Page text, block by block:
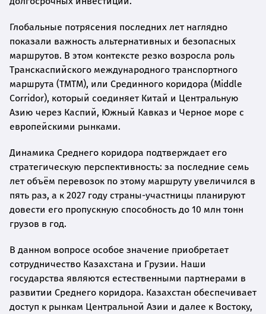
Глобальные потрясения последних лет наглядно
показали важность альтернативных и безопасных
маршрутов. В этом контексте резко возросла роль
Транскаспийского международного транспортного
маршрута (ТМТМ), или Срединного коридора (Middle
Corridor), который соединяет Китай и Центральную
Азию через Каспий, Южный Кавказ и Черное море с
европейскими рынками.
Динамика Среднего коридора подтверждает его
стратегическую перспективность: за последние семь
лет объём перевозок по этому маршруту увеличился в
пять раз, а к 2027 году страны-участницы планируют
довести его пропускную способность до 10 млн тонн
грузов в год.
В данном вопросе особое значение приобретает
сотрудничество Казахстана и Грузии. Наши
государства являются естественными партнерами в
развитии Среднего коридора. Казахстан обеспечивает
доступ к рынкам Центральной Азии и далее к Востоку,